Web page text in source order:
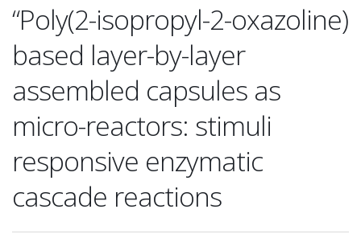
“Poly(2-isopropyl-2-oxazoline)
based layer-by-layer
assembled capsules as
micro-reactors: stimuli
responsive enzymatic
cascade reactions